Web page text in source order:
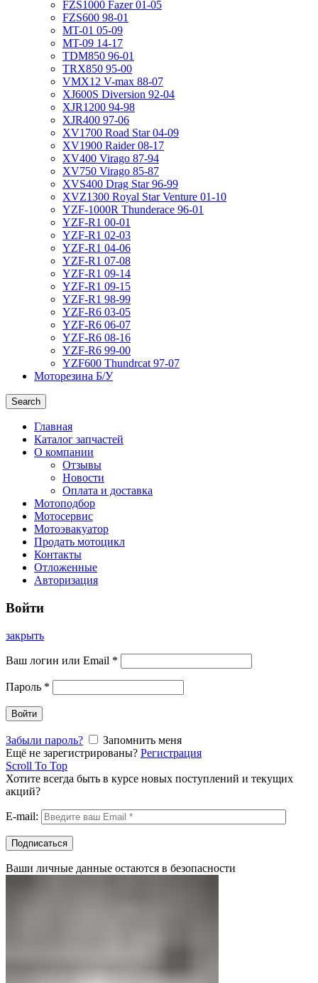
FZS1000 Fazer 01-05
FZS600 98-01
MT-01 05-09
MT-09 14-17
TDM850 96-01
TRX850 95-00
VMX12 V-max 88-07
XJ600S Diversion 92-04
XJR1200 94-98
XJR400 97-06
XV1700 Road Star 04-09
XV1900 Raider 08-17
XV400 Virago 87-94
XV750 Virago 85-87
XVS400 Drag Star 96-99
XVZ1300 Royal Star Venture 01-10
YZF-1000R Thunderace 96-01
YZF-R1 00-01
YZF-R1 02-03
YZF-R1 04-06
YZF-R1 07-08
YZF-R1 09-14
YZF-R1 09-15
YZF-R1 98-99
YZF-R6 03-05
YZF-R6 06-07
YZF-R6 08-16
YZF-R6 99-00
YZF600 Thundrcat 97-07
Моторезина Б/У
Search
Главная
Каталог запчастей
О компании
Отзывы
Новости
Оплата и доставка
Мотоподбор
Мотосервис
Мотоэвакуатор
Продать мотоцикл
Контакты
Отложенные
Авторизация
Войти
закрыть
Ваш логин или Email *
Пароль *
Войти
Забыли пароль?
Запомнить меня
Ещё не зарегистрированы? Регистрация
Scroll To Top
Хотите всегда быть в курсе новых поступлений и текущих
акций?
E-mail:
Ваши личные данные остаются в безопасности